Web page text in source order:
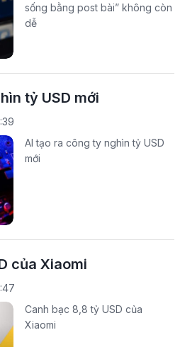
sống bằng post bài” không còn
dễ
tỷ USD mới
AI tạo ra công ty nghìn tỷ USD
mới
của Xiaomi
Canh bạc 8,8 tỷ USD của
Xiaomi